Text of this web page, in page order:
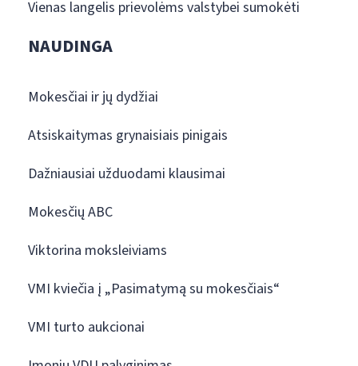
Vienas langelis prievolėms valstybei sumokėti
NAUDINGA
Mokesčiai ir jų dydžiai
Atsiskaitymas grynaisiais pinigais
Dažniausiai užduodami klausimai
Mokesčių ABC
Viktorina moksleiviams
VMI kviečia į „Pasimatymą su mokesčiais“
VMI turto aukcionai